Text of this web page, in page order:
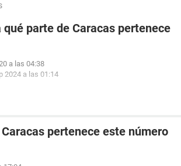
qué parte de Caracas pertenece
a las 04:38
2024 a las 01:14
pertenece este número